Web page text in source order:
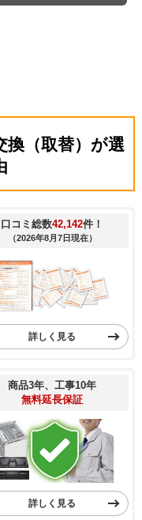
換（取替）が選
口コミ総数42,142件！
（2026年8月7日現在）
詳しく見る
商品3年、工事10年
無料延長保証
詳しく見る